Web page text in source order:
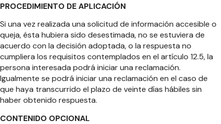
PROCEDIMIENTO DE APLICACIÓN
Si una vez realizada una solicitud de información accesible o
queja, ésta hubiera sido desestimada, no se estuviera de
acuerdo con la decisión adoptada, o la respuesta no
cumpliera los requisitos contemplados en el artículo 12.5, la
persona interesada podrá iniciar una reclamación.
Igualmente se podrá iniciar una reclamación en el caso de
que haya transcurrido el plazo de veinte días hábiles sin
haber obtenido respuesta.
CONTENIDO OPCIONAL